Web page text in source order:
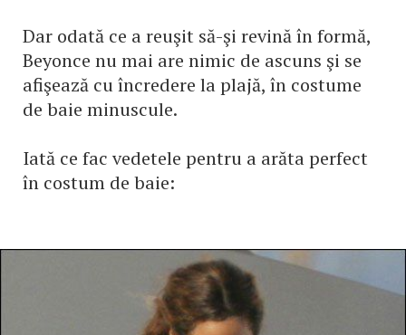
Dar odată ce a reuşit să-şi revină în formă,
Beyonce nu mai are nimic de ascuns şi se
afişează cu încredere la plajă, în costume
de baie minuscule.
Iată ce fac vedetele pentru a arăta perfect
în costum de baie: